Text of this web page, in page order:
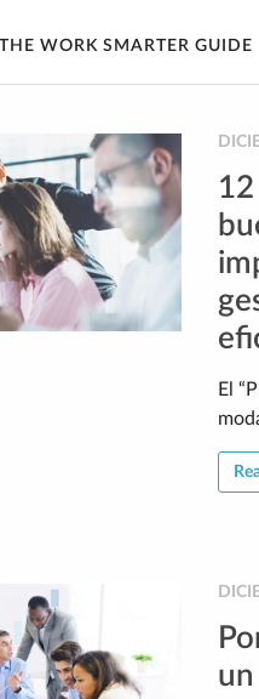
THE WORK SMARTER GUIDE
El